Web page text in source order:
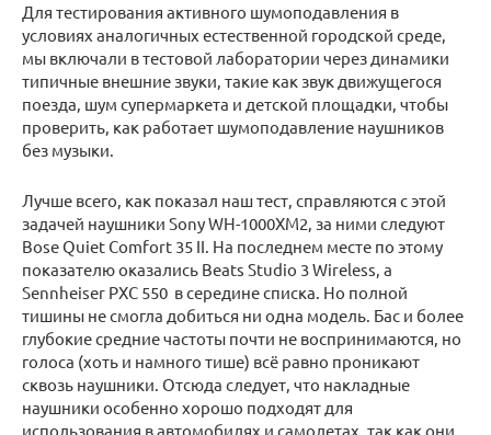
Для тестирования активного шумоподавления в
условиях аналогичных естественной городской среде,
мы включали в тестовой лаборатории через динамики
типичные внешние звуки, такие как звук движущегося
поезда, шум супермаркета и детской площадки, чтобы
проверить, как работает шумоподавление наушников
без музыки.
Лучше всего, как показал наш тест, справляются с этой
задачей наушники Sony WH-1000XM2, за ними следуют
Bose Quiet Comfort 35 II. На последнем месте по этому
показателю оказались Beats Studio 3 Wireless, а
Sennheiser PXC 550 ­ в середине списка. Но полной
тишины не смогла добиться ни одна модель. Бас и более
глубокие средние частоты почти не воспринимаются, но
голоса (хоть и намного тише) всё равно проникают
сквозь наушники. Отсюда следует, что накладные
наушники особенно хорошо подходят для
использования в автомобилях и самолетах, так как они